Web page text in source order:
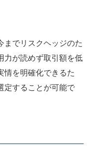
までリスクヘッジのた
力が読めず取引額を低
情を明確化できるた
定することが可能で